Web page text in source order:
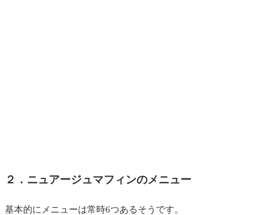
２．ニュアージュマフィンのメニュー
基本的にメニューは常時6つあるそうです。